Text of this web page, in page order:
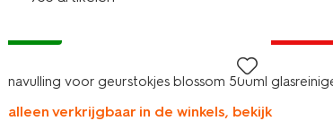
navulling voor geurstokjes blossom 500ml
alleen verkrijgbaar in de winkels, bekijk